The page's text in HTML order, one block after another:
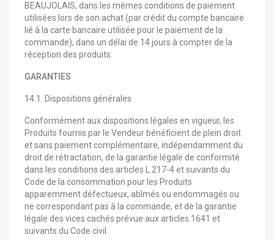
BEAUJOLAIS, dans les mêmes conditions de paiement
utilisées lors de son achat (par crédit du compte bancaire
lié à la carte bancaire utilisée pour le paiement de la
commande), dans un délai de 14 jours à compter de la
réception des produits.
GARANTIES
14.1. Dispositions générales
Conformément aux dispositions légales en vigueur, les
Produits fournis par le Vendeur bénéficient de plein droit
et sans paiement complémentaire, indépendamment du
droit de rétractation, de la garantie légale de conformité
dans les conditions des articles L.217-4 et suivants du
Code de la consommation pour les Produits
apparemment défectueux, abîmés ou endommagés ou
ne correspondant pas à la commande, et de la garantie
légale des vices cachés prévue aux articles 1641 et
suivants du Code civil.